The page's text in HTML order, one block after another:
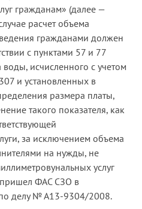
поставленной воды
приборов учета.
суда первой инстанции о
правоотношениям
противоречит
решение суда отменено
рассмотрение в тот
что иск не подлежит
суд первой
при отсутствии
водоотведения,
1 статьи 541 и
РФ обязан оплатить
лимиты
недопустимым
пунктов 57 и 77
установления
объемов воды
а не в связи с
организацией
гражданам» (далее —
расчет объема
гражданами должен
с пунктами 57 и 77
исчисленного с учетом
и установленных в
размера платы,
такого показателя, как
за исключением объема
на нужды, не
услуг
пришел ФАС СЗО в
делу № А13-9304/2008.